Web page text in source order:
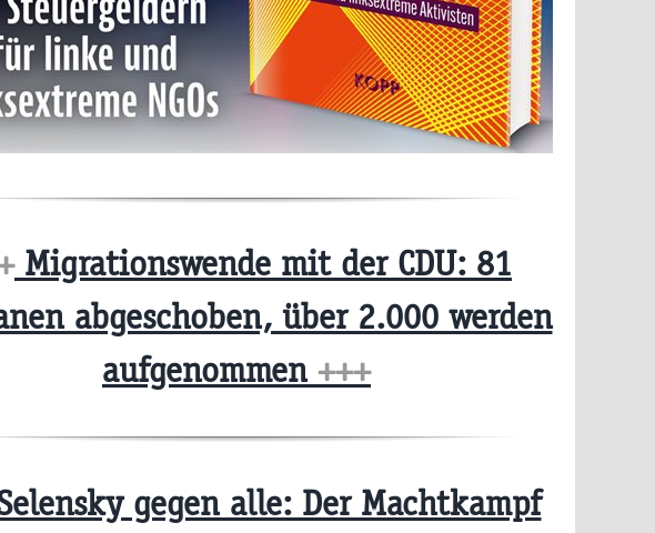
Migrationswende mit der CDU: 81
abgeschoben, über 2.000 werden
aufgenommen +++
gegen alle: Der Machtkampf